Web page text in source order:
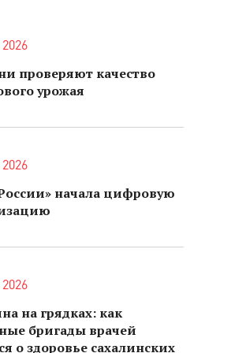
2026
проверяют качество
урожая
2026
начала цифровую
2026
на грядках: как
бригады врачей
о здоровье сахалинских